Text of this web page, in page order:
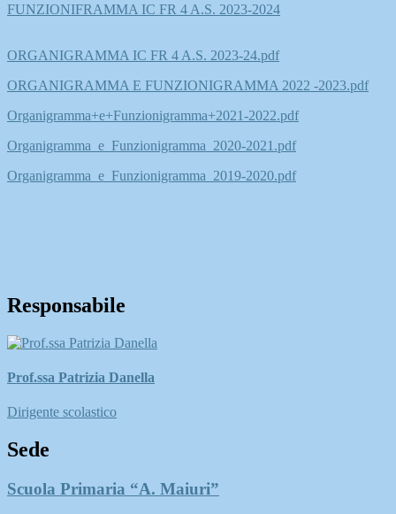
FUNZIONIFRAMMA IC FR 4 A.S. 2023-2024
ORGANIGRAMMA IC FR 4 A.S. 2023-24.pdf
ORGANIGRAMMA E FUNZIONIGRAMMA 2022 -2023.pdf
Organigramma+e+Funzionigramma+2021-2022.pdf
Organigramma_e_Funzionigramma_2020-2021.pdf
Organigramma_e_Funzionigramma_2019-2020.pdf
Responsabile
Prof.ssa Patrizia Danella
Dirigente scolastico
Sede
Scuola Primaria “A. Maiuri”